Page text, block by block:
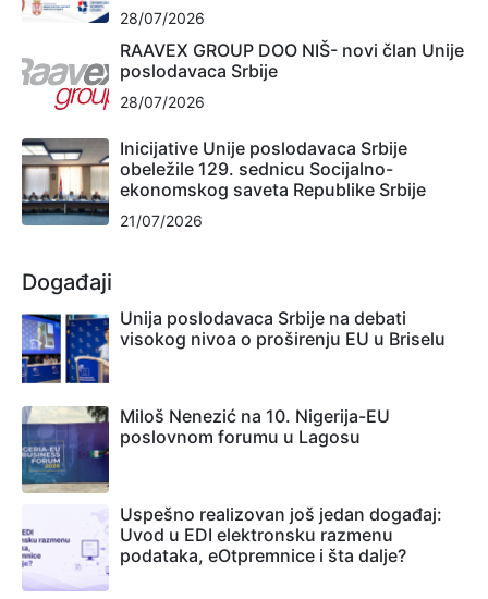
28/07/2026
RAAVEX GROUP DOO NIŠ- novi član Unije
poslodavaca Srbije
28/07/2026
Inicijative Unije poslodavaca Srbije
obeležile 129. sednicu Socijalno-
ekonomskog saveta Republike Srbije
21/07/2026
Događaji
Unija poslodavaca Srbije na debati
visokog nivoa o proširenju EU u Briselu
Miloš Nenezić na 10. Nigerija-EU
poslovnom forumu u Lagosu
Uspešno realizovan još jedan događaj:
Uvod u EDI elektronsku razmenu
podataka, eOtpremnice i šta dalje?